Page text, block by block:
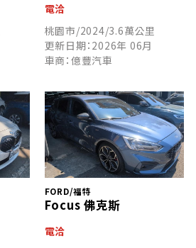
電洽
桃園市/2024/3.6萬公里
更新日期：2026年 06月
車商：億豐汽車
FORD/福特
Focus 佛克斯
電洽